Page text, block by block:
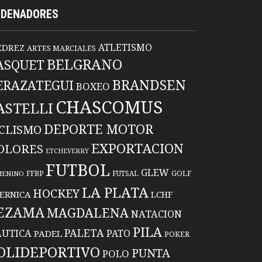
ARTES MARCIALES ATLETISMO
BELGRANO
BOXEO BRANDSEN
CHASCOMUS
DEPORTE MOTOR
ETCHEVERRY EXPORTACION
FFBP FUTBOL FUTSAL GLEW GOLF
HOCKEYLA PLATA LCHF
MAGDALENANATACION
PADEL PALETAPATO PILA POKER
POLO PUNTA